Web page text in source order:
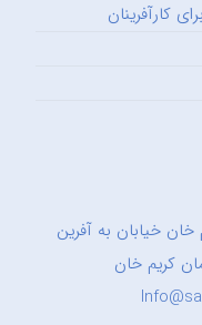
کارآفرینان
خان خیابان به آفرین